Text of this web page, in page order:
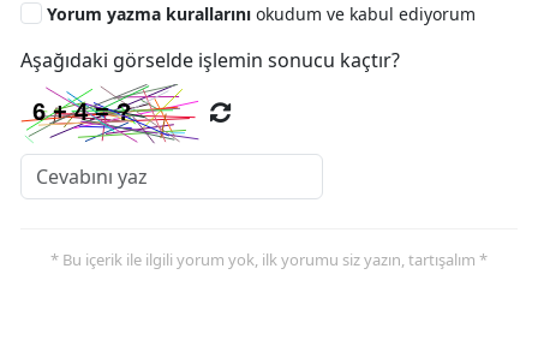
Yorum yazma kurallarını okudum ve kabul ediyorum
Aşağıdaki görselde işlemin sonucu kaçtır?
* Bu içerik ile ilgili yorum yok, ilk yorumu siz yazın, tartışalım *